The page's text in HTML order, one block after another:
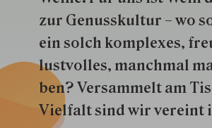
zur Genuss­kultur – wo
ein solch kom­plexes,
lustvolles, manchmal
ben? Versammelt am
Vielfalt sind wir ver­eint